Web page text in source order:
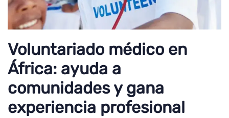
Voluntariado médico en
África: ayuda a
comunidades y gana
experiencia profesional